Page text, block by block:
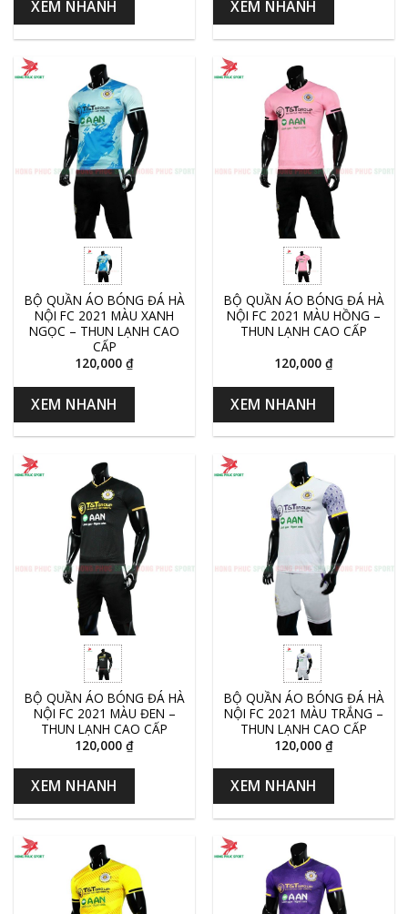
XEM NHANH XEM NHANH
BỘ QUẦN ÁO BÓNG ĐÁ HÀ
NỘI FC 2021 MÀU XANH
NGỌC – THUN LẠNH CAO
CẤP
120,000 ₫
XEM NHANH
BỘ QUẦN ÁO BÓNG ĐÁ HÀ
NỘI FC 2021 MÀU HỒNG –
THUN LẠNH CAO CẤP
120,000 ₫
XEM NHANH
BỘ QUẦN ÁO BÓNG ĐÁ HÀ
NỘI FC 2021 MÀU ĐEN –
THUN LẠNH CAO CẤP
120,000 ₫
XEM NHANH
BỘ QUẦN ÁO BÓNG ĐÁ HÀ
NỘI FC 2021 MÀU TRẮNG –
THUN LẠNH CAO CẤP
120,000 ₫
XEM NHANH